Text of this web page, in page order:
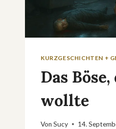
KURZGESCHICHTEN +
Das
wollte
Von Sucy 14.